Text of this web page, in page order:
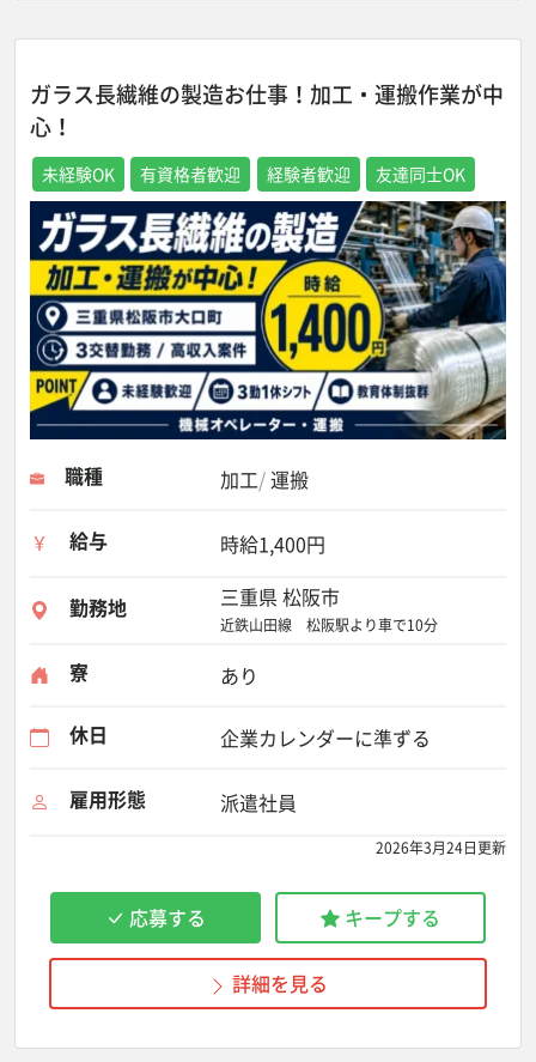
ガラス長繊維の製造お仕事！加工・運搬作業が中
心！
未経験OK 有資格者歓迎 経験者歓迎 友達同士OK
職種 加工 運搬
給与 時給1,400円
勤務地 三重県 松阪市
近鉄山田線 松阪駅より車で10分
寮 あり
休日 企業カレンダーに準ずる
雇用形態 派遣社員
2026年3月24日更新
応募する キープする
詳細を見る